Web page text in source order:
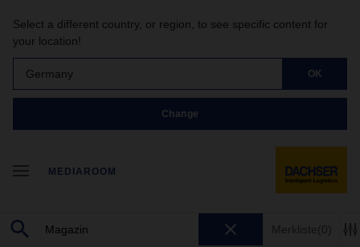
Select a different country, or region, to see specific content for
your location!
Germany OK
Change
MEDIAROOM
Merkliste(0)